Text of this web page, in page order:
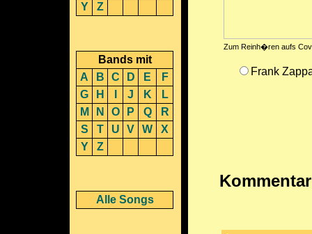
Zum Reinh�ren aufs
Frank
Y
Z
Bands mit
A
B C D E
F
G
H J K
L
M
N O P Q
R
S
T U V W
X
Y
Z
Alle Songs